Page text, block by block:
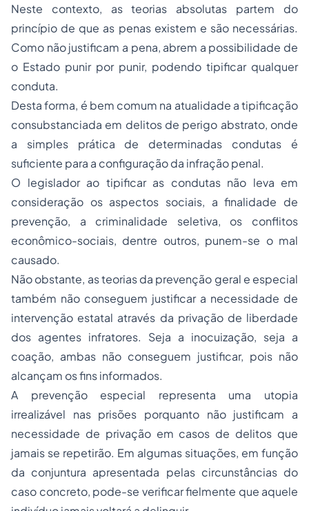
Neste contexto, as teorias absolutas partem do
princípio de que as penasexistem e são necessárias.
Como não justificam a pena, abrem a possibilidade de
o Estado punir por punir, podendo tipificar qualquer
conduta.
Desta forma, é bem comum na atualidade a tipificação
consubstanciada em delitos de perigo abstrato, onde
a simples prática de determinadas condutas é
suficiente para a configuração da infração penal.
O legislador ao tipificar as condutas não leva em
consideração os aspectos sociais, a finalidade de
prevenção, a criminalidade seletiva, os conflitos
econômico-sociais, dentre outros, punem-se o mal
causado.
Não obstante, as teorias da prevenção geral e especial
também não conseguem justificar a necessidade de
intervenção estatal através da privação de liberdade
dos agentes infratores. Seja a inocuização, seja a
coação, ambas não conseguem justificar, pois não
alcançam os fins informados.
A prevenção especial representa uma utopia
irrealizável nas prisões porquanto não justificam a
necessidade de privação em casos de delitos que
jamais se repetirão. Em algumas situações, em função
da conjuntura apresentada pelas circunstâncias do
caso concreto, pode-se verificar fielmente que aquele